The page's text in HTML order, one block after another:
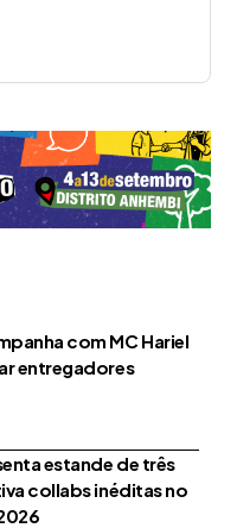
com MC Hariel
entregadores
estande de três
collabs inéditas no